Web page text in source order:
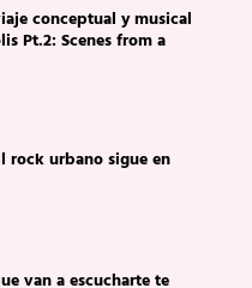
conceptual y musical
Pt.2: Scenes from a
rock urbano sigue en
van a escucharte te